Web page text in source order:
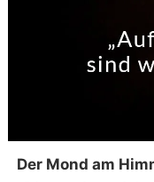
Der Mond am